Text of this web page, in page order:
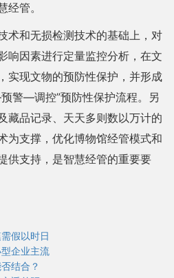
管。
术和无损检测技术的基础上，对
响因素进行定量监控分析，在文
实现文物的预防性保护，并形成
警—调控”预防性保护流程。另
藏品记录、天天多则数以万计的
为支撑，优化博物馆经管模式和
供支持，是智慧经管的重要要
假以时日
企业主流
结合？